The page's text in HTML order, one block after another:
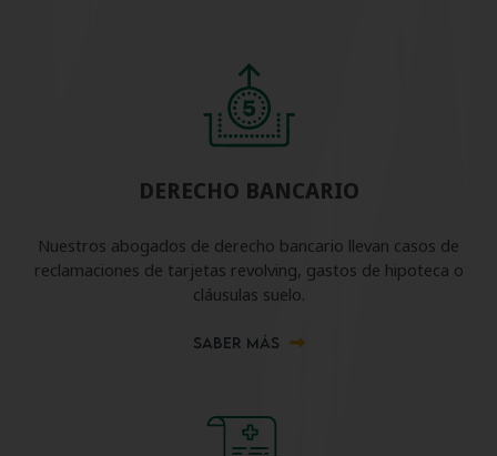
DERECHO BANCARIO
Nuestros abogados de derecho bancario llevan casos de
reclamaciones de tarjetas revolving, gastos de hipoteca o
cláusulas suelo.
SABER MÁS